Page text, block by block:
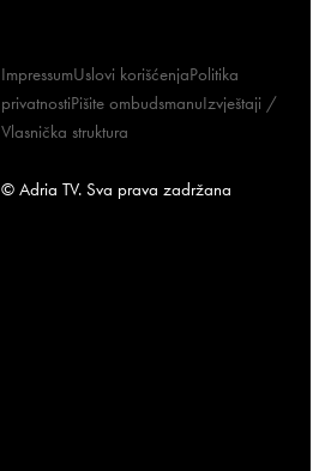
ImpressumUslovi korišćenjaPolitika
privatnostiPišite ombudsmanuIzvještaji /
Vlasnička struktura
© Adria TV. Sva prava zadržana